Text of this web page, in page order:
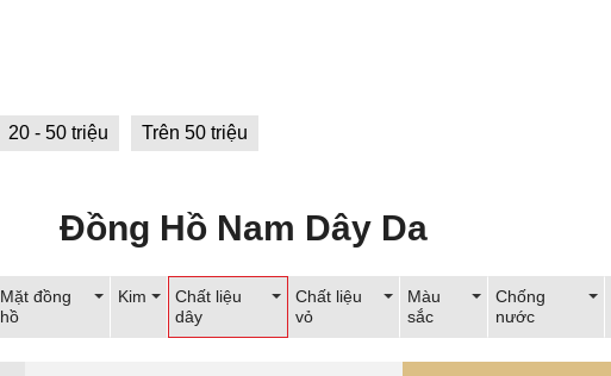
20 - 50 triệu Trên 50 triệu
Đồng Hồ Nam Dây Da
Mặt đồng
hồ
Kim
Chất liệu
dây
Chất liệu
vỏ
Màu
sắc
Chống
nước